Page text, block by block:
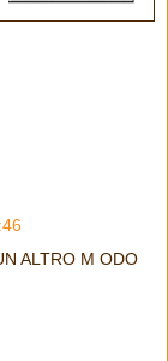
ALTRO M ODO